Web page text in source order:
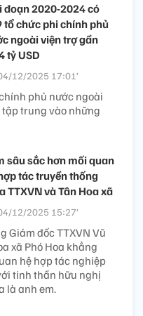
đoạn 2020-2024 có
tổ chức phi chính phủ
ngoài viện trợ gần
tỷ USD
12/2025 17:01’
phủ nước ngoài
trung vào những
sâu sắc hơn mối quan
tác truyền thống
TTXVN và Tân Hoa xã
12/2025 15:27’
Giám đốc TTXVN Vũ
xã Phó Hoa khẳng
hệ hợp tác nghiệp
tinh thần hữu nghị
là anh em.